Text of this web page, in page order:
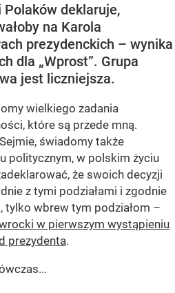
deklaruje,
na Karola
prezydenckich – wynika
dla „Wprost”. Grupa
jest liczniejsza.
wielkiego zadania
które są przede mną.
świadomy także
politycznym, w polskim życiu
że swoich decyzji
z tymi podziałami i zgodnie
tylko wbrew tym podziałom –
w pierwszym wystąpieniu
prezydenta.